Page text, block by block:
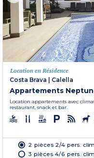
Location en Résidence
Costa Brava
Calella
Appartements
Location appartements avec
restaurant, snack et bar.
2 pièces 2/4 pers.
3 pièces 4/6 pers.